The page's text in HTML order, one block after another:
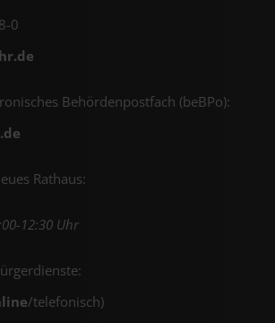
0
Behördenpostfach (beBPo):
Rathaus:
12:30 Uhr
/telefonisch)